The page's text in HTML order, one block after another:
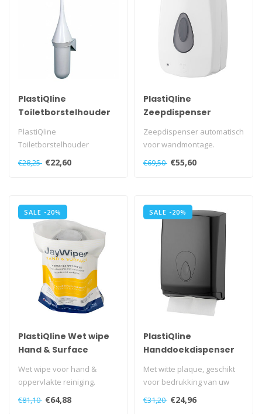
PlastiQline
Toiletborstelhouder
kunststof
PlastiQline
Toiletborstelhouder
kunststof, PQBrush
€28,25 €22,60
PlastiQline
Zeepdispenser
automatisch 1200 ml
kunststof navulbaar
Zeepdispenser automatisch
voor wandmontage.
Standaard met grijs venster.
€69,50 €55,60
SALE -20%
PlastiQline Wet wipe
Hand & Surface
Wet wipe voor hand &
oppervlakte reiniging.
Verrijkt met vitamine E en
Aloe Ver..
€81,10 €64,88
SALE -20%
PlastiQline
Handdoekdispenser
Met witte plaque, geschikt
voor bedrukking van uw
Universeel navulbaar.
€31,20 €24,96